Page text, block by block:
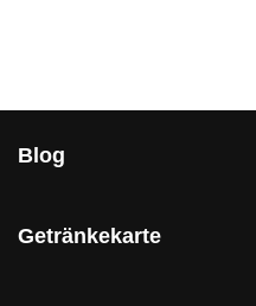
Blog
Getränkekarte